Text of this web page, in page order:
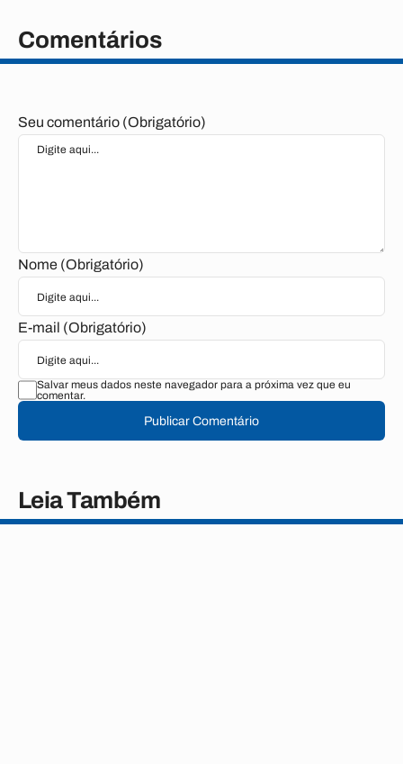
Comentários
Seu comentário (Obrigatório)
Nome (Obrigatório)
E-mail (Obrigatório)
Salvar meus dados neste navegador para a próxima vez que eu
comentar.
Publicar Comentário
Leia Também